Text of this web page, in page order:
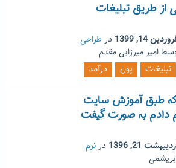
از طریق تبلیغات
14, 1399 درطراحی
امیر میرزایی مقدم
تبلیغات پول درآمد
که طبق آموزش سایت
دادم به صورت گیفت
21, 1396 درنرم